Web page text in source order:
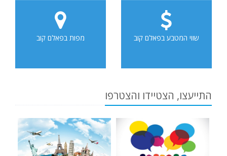
שווי המטבע בפאלם קוב מפות בפאלם קוב
התייעצו, הצטיידו והצטרפו